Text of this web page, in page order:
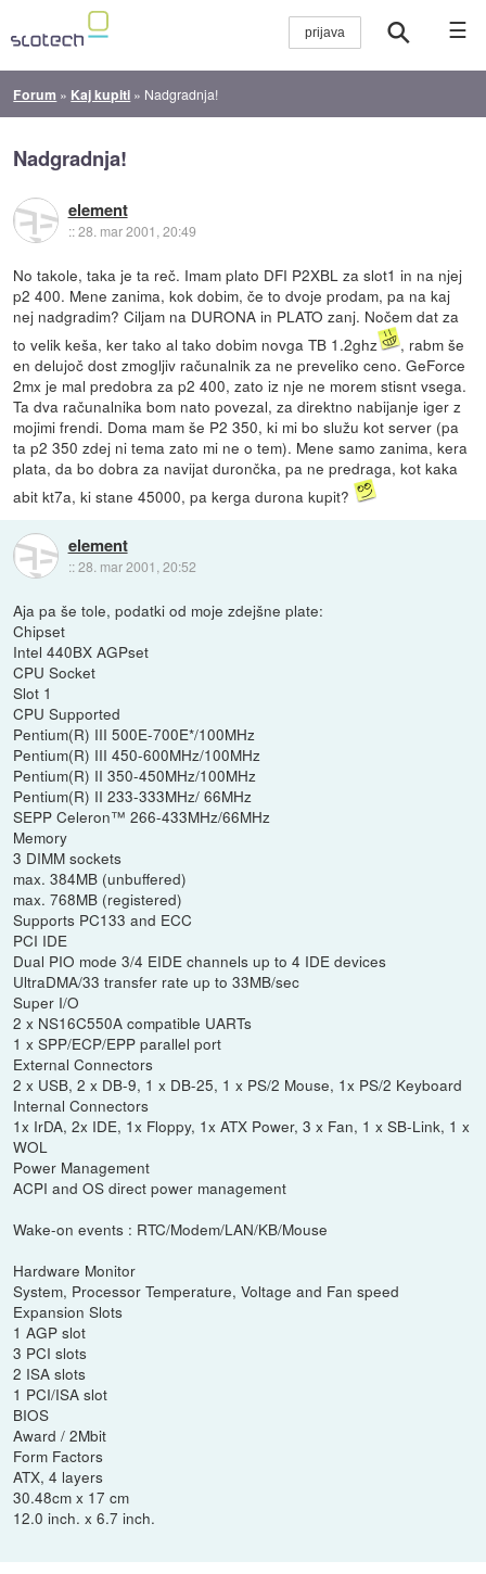
☰
Forum » Kaj kupiti » Nadgradnja!
Nadgradnja!
element
::28. mar 2001, 20:49
No takole, taka je ta reč. Imam plato DFI P2XBL za slot1 in na njej
p2 400. Mene zanima, kok dobim, če to dvoje prodam, pa na kaj
nej nadgradim? Ciljam na DURONA in PLATO zanj. Nočem dat za
to velik keša, ker tako al tako dobim novga TB 1.2ghz
, rabm še
en delujoč dost zmogljiv računalnik za ne preveliko ceno. GeForce
2mx je mal predobra za p2 400, zato iz nje ne morem stisnt vsega.
Ta dva računalnika bom nato povezal, za direktno nabijanje iger z
mojimi frendi. Doma mam še P2 350, ki mi bo služu kot server (pa
ta p2 350 zdej ni tema zato mi ne o tem). Mene samo zanima, kera
plata, da bo dobra za navijat durončka, pa ne predraga, kot kaka
abit kt7a, ki stane 45000, pa kerga durona kupit?
element
::28. mar 2001, 20:52
Aja pa še tole, podatki od moje zdejšne plate:
Chipset
Intel 440BX AGPset
CPU Socket
Slot 1
CPU Supported
Pentium(R) III 500E-700E*/100MHz
Pentium(R) III 450-600MHz/100MHz
Pentium(R) II 350-450MHz/100MHz
Pentium(R) II 233-333MHz/ 66MHz
SEPP Celeron™ 266-433MHz/66MHz
Memory
3 DIMM sockets
max. 384MB (unbuffered)
max. 768MB (registered)
Supports PC133 and ECC
PCI IDE
Dual PIO mode 3/4 EIDE channels up to 4 IDE devices
UltraDMA/33 transfer rate up to 33MB/sec
Super I/O
2 x NS16C550A compatible UARTs
1 x SPP/ECP/EPP parallel port
External Connectors
2 x USB, 2 x DB-9, 1 x DB-25, 1 x PS/2 Mouse, 1x PS/2 Keyboard
Internal Connectors
1x IrDA, 2x IDE, 1x Floppy, 1x ATX Power, 3 x Fan, 1 x SB-Link, 1 x
WOL
Power Management
ACPI and OS direct power management
Wake-on events : RTC/Modem/LAN/KB/Mouse
Hardware Monitor
System, Processor Temperature, Voltage and Fan speed
Expansion Slots
1 AGP slot
3 PCI slots
2 ISA slots
1 PCI/ISA slot
BIOS
Award / 2Mbit
Form Factors
ATX, 4 layers
30.48cm x 17 cm
12.0 inch. x 6.7 inch.